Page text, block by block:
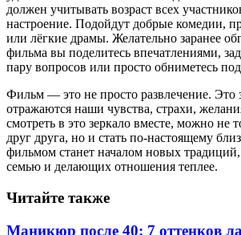
должен учитывать возраст всех
настроение. Подойдут добрые комедии,
или лёгкие драмы. Желательно заранее
фильма вы поделитесь впечатлениями,
пару вопросов или просто обниметесь
Фильм — это не просто развлечение. Это
отражаются наши чувства, страхи,
смотреть в это зеркало вместе, можно не
друг друга, но и стать по-настоящему
фильмом станет началом новых
семью и делающих отношения теплее.
Читайте также
Маникюр после 40: 7 оттенков